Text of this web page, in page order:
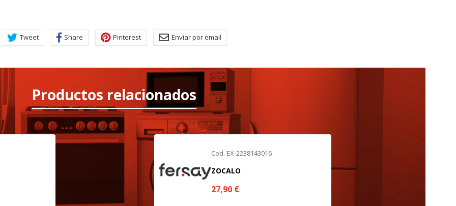
Tweet Share Pinterest Enviar por email
Productos relacionados
Cod. EX-2238143016
ZOCALO
27,90 €
HABILITAR TODO RECHAZAR TODO